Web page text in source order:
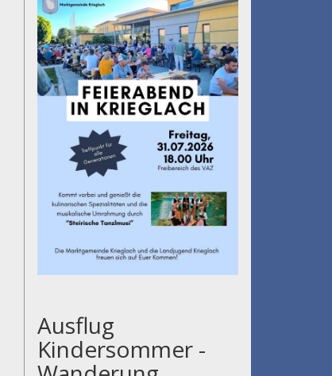
am 31.07.2026